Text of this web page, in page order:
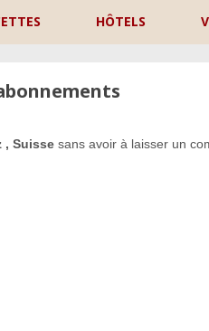
HÔTELS
, Suissesans avoir à laisser un